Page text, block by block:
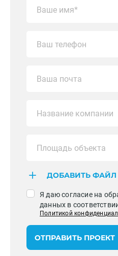
ДОБАВИТЬ ФАЙЛ
Я даю согласие на
данных в
Политикой
ОТПРАВИТЬ ПРОЕКТ